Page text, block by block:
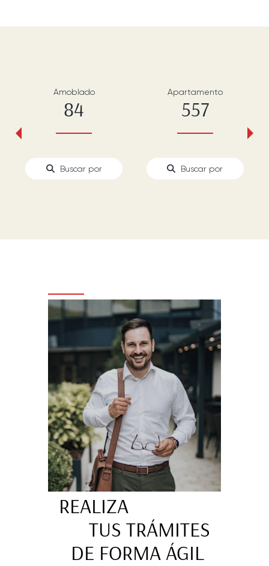
Amoblado
84
Buscar por
Apartamento
557
Buscar por
‹ ›
REALIZA
TUS TRÁMITES
DE FORMA ÁGIL